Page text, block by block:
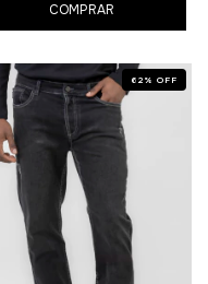
COMPRAR
62 % OFF